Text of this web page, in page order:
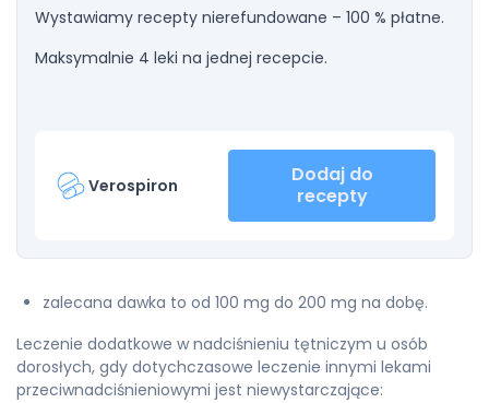
Wystawiamy recepty nierefundowane – 100 % płatne.
Maksymalnie 4 leki na jednej recepcie.
Verospiron
Dodaj do
recepty
zalecana dawka to od 100 mg do 200 mg na dobę.
Leczenie dodatkowe w nadciśnieniu tętniczym u osób
dorosłych, gdy dotychczasowe leczenie innymi lekami
przeciwnadciśnieniowymi jest niewystarczające: